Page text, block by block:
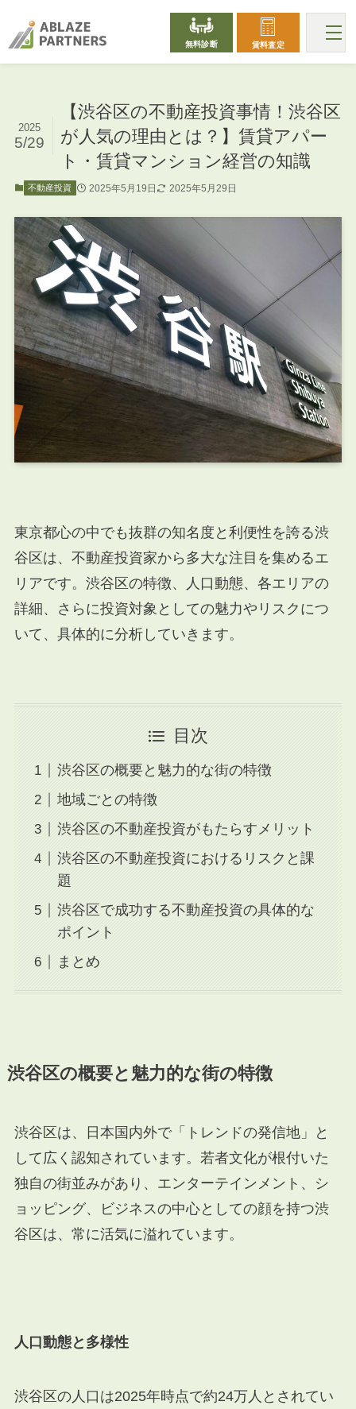
無料診断 賃料査定
【渋谷区の不動産投資事情！渋谷区
が人気の理由とは？】賃貸アパー
ト・賃貸マンション経営の知識
2025
5/29
不動産投資 2025年5月19日 2025年5月29日
東京都心の中でも抜群の知名度と利便性を誇る渋
谷区は、不動産投資家から多大な注目を集めるエ
リアです。渋谷区の特徴、人口動態、各エリアの
詳細、さらに投資対象としての魅力やリスクにつ
いて、具体的に分析していきます。
目次
渋谷区の概要と魅力的な街の特徴
地域ごとの特徴
渋谷区の不動産投資がもたらすメリット
渋谷区の不動産投資におけるリスクと課
題
渋谷区で成功する不動産投資の具体的な
ポイント
まとめ
渋谷区の概要と魅力的な街の特徴
渋谷区は、日本国内外で「トレンドの発信地」と
して広く認知されています。若者文化が根付いた
独自の街並みがあり、エンターテインメント、シ
ョッピング、ビジネスの中心としての顔を持つ渋
谷区は、常に活気に溢れています。
人口動態と多様性
渋谷区の人口は2025年時点で約24万人とされてい